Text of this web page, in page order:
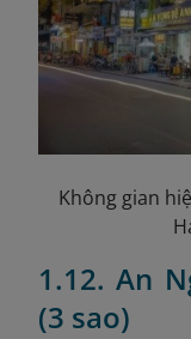
Không gian
1.12. An
(3 sao)